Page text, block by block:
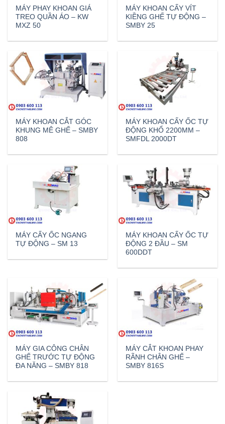
MÁY PHAY KHOAN GIÁ
TREO QUẦN ÁO – KW
MXZ 50
MÁY KHOAN CẤY VÍT
KIỀNG GHẾ TỰ ĐỘNG –
SMBY 25
MÁY KHOAN CẮT GÓC
KHUNG MÊ GHẾ – SMBY
808
MÁY KHOAN CẤY ỐC TỰ
ĐỘNG KHỔ 2200MM –
SMFDL 2000DT
MÁY CẤY ỐC NGANG
TỰ ĐỘNG – SM 13
MÁY KHOAN CẤY ỐC TỰ
ĐỘNG 2 ĐẦU – SM
600DDT
MÁY GIA CÔNG CHÂN
GHẾ TRƯỚC TỰ ĐỘNG
ĐA NĂNG – SMBY 818
MÁY CẮT KHOAN PHAY
RÃNH CHÂN GHẾ –
SMBY 816S